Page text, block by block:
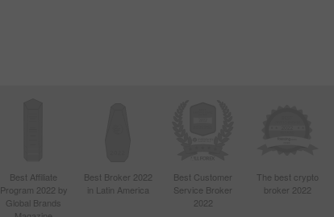
The best crypto
broker 2022
Best Customer
Service Broker
2022
Best Broker 2022
in Latin America
Best Affiliate
Program 2022 by
Global Brands